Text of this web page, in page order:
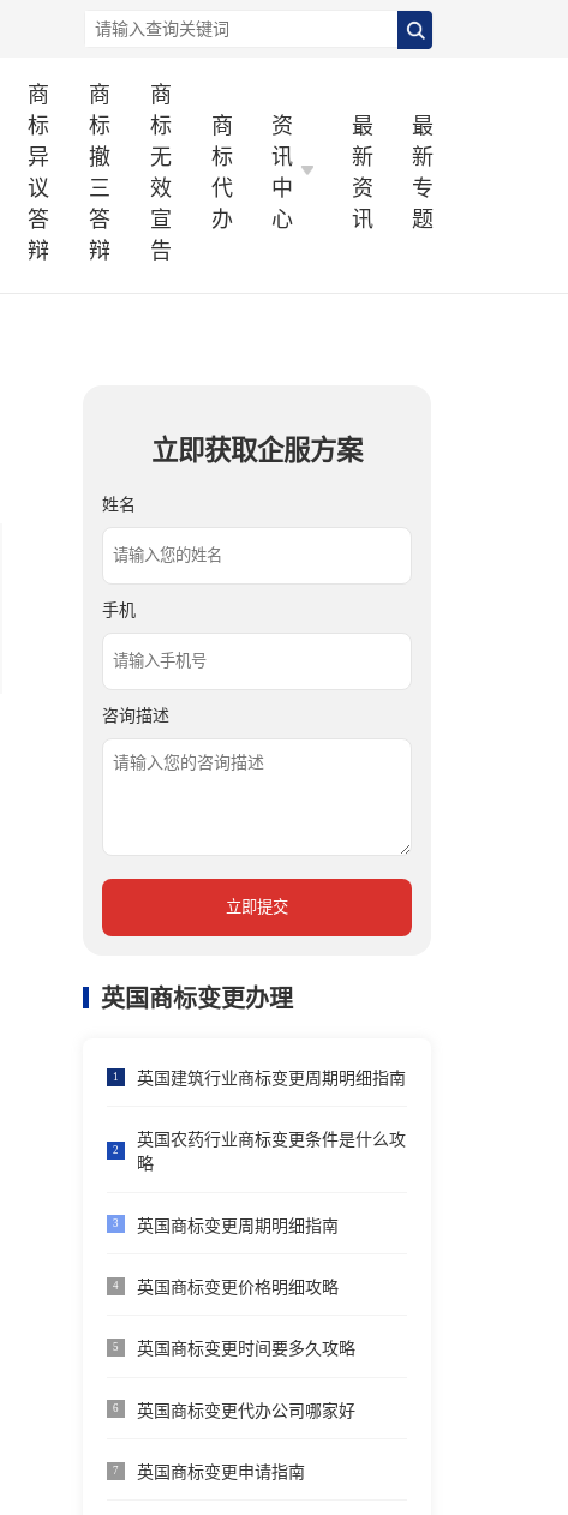
商
标
异
议
答
辩
商
标
撤
三
答
辩
商
标
无
效
宣
告
商
标
代
办
资
讯
中
心
最
新
资
讯
最
新
专
题
立即获取企服方案
姓名
手机
咨询描述
立即提交
英国商标变更办理
1 英国建筑行业商标变更周期明细指南
2
英国农药行业商标变更条件是什么攻
略
3 英国商标变更周期明细指南
4 英国商标变更价格明细攻略
5 英国商标变更时间要多久攻略
6 英国商标变更代办公司哪家好
7 英国商标变更申请指南